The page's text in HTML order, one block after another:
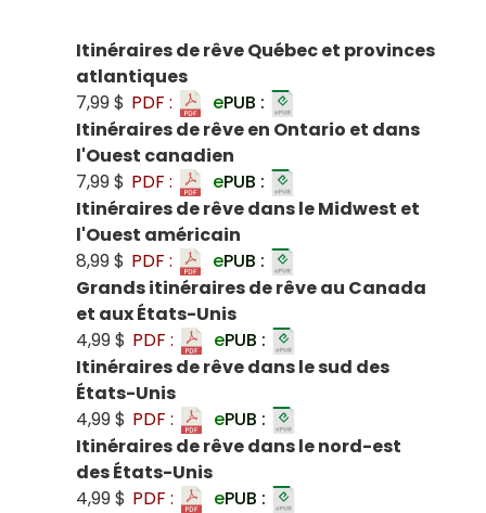
Itinéraires de rêve Québec et provinces
atlantiques
7,99 $ PDF : ePUB :
Itinéraires de rêve en Ontario et dans
l'Ouest canadien
7,99 $ PDF : ePUB :
Itinéraires de rêve dans le Midwest et
l'Ouest américain
8,99 $ PDF : ePUB :
Grands itinéraires de rêve au Canada
et aux États-Unis
4,99 $ PDF : ePUB :
Itinéraires de rêve dans le sud des
États-Unis
4,99 $ PDF : ePUB :
Itinéraires de rêve dans le nord-est
des États-Unis
4,99 $ PDF : ePUB :